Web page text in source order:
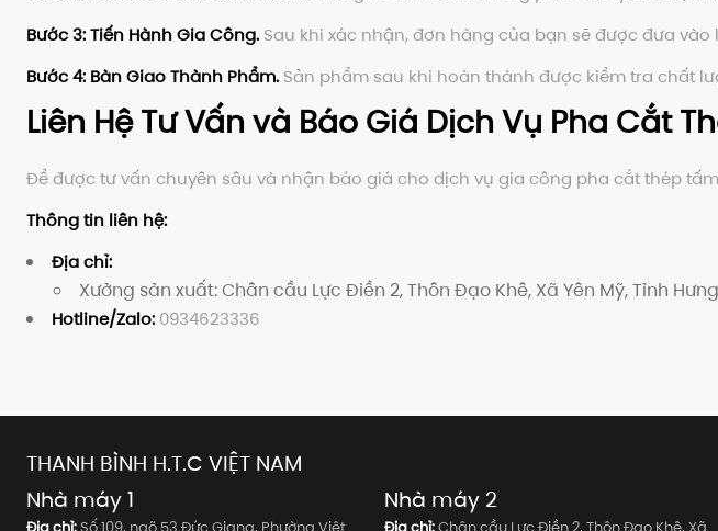
Bước 3: Tiến Hành Gia Công. Sau khi xác nhận, đơn hàng của bạn sẽ được đưa
Bước 4: Bàn Giao Thành Phẩm. Sản phẩm sau khi hoàn thành được kiểm tra chất
Liên Hệ Tư Vấn và Báo Giá Dịch Vụ Pha Cắt
Để được tư vấn chuyên sâu và nhận báo giá cho dịch vụ gia công pha cắt thép
Thông tin liên hệ:
Địa chỉ:
Xưởng sản xuất: Chân cầu Lực Điền 2, Thôn Đạo Khê, Xã Yên Mỹ, Tỉnh
Hotline/Zalo: 0934623336
THANH BÌNH H.T.C VIỆT NAM
Nhà máy 1
Nhà máy 2